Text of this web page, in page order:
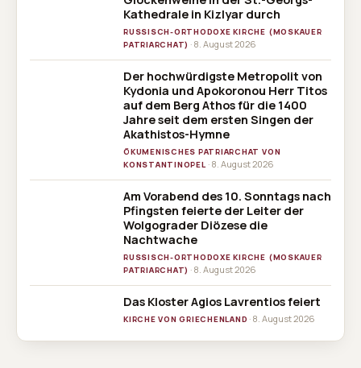
Kathedrale in Kizlyar durch
RUSSISCH-ORTHODOXE KIRCHE (MOSKAUER
PATRIARCHAT) · 8. August 2026
Der hochwürdigste Metropolit von
Kydonia und Apokoronou Herr Titos
auf dem Berg Athos für die 1400
Jahre seit dem ersten Singen der
Akathistos-Hymne
ÖKUMENISCHES PATRIARCHAT VON
KONSTANTINOPEL · 8. August 2026
Am Vorabend des 10. Sonntags nach
Pfingsten feierte der Leiter der
Wolgograder Diözese die
Nachtwache
RUSSISCH-ORTHODOXE KIRCHE (MOSKAUER
PATRIARCHAT) · 8. August 2026
Das Kloster Agios Lavrentios feiert
KIRCHE VON GRIECHENLAND · 8. August 2026